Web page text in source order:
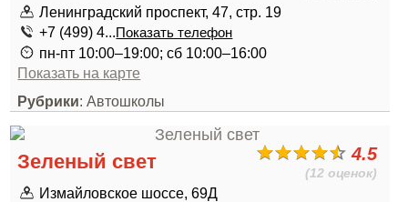
Ленинградский проспект, 47, стр. 19
+7 (499) 4...Показать телефон
пн-пт 10:00–19:00; сб 10:00–16:00
Показать на карте
Рубрики: Автошколы
4.5
(12 оценок)
Зеленый свет
Измайловское шоссе, 69Д